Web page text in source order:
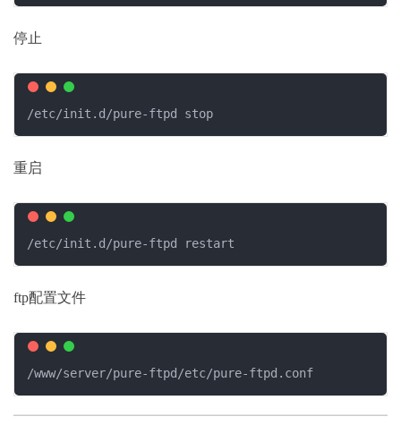
停止
/etc/init.d/pure-ftpd stop
重启
/etc/init.d/pure-ftpd restart
ftp配置文件
/www/server/pure-ftpd/etc/pure-ftpd.conf